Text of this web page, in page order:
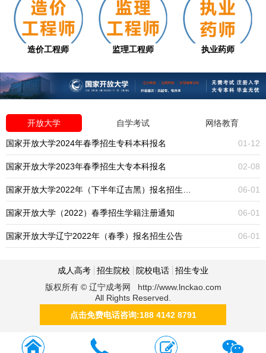
造价工程师 监理工程师 执业药师
开放大学 自学考试 网络教育
01-12
国家开放大学2024年春季招生专科本科报名
02-08
国家开放大学2023年春季招生大专本科报名
06-01
06-01
国家开放大学（2022）春季招生学籍注册通知
06-01
国家开放大学辽宁2022年（春季）报名招生公告
成人高考 招生院校 院校电话
招生专业
版权所有 © 辽宁成考网 http://www.lnckao.com
All Rights Reserved.
点击免费电话咨询:188 4142 8791